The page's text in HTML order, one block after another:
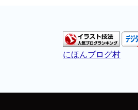
にほんブログ村